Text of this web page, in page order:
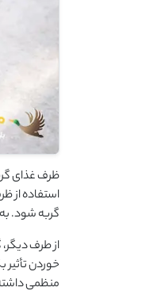
ظرف غذای
استفاده
گربه شود.
از طرف
خوردن
منظمی